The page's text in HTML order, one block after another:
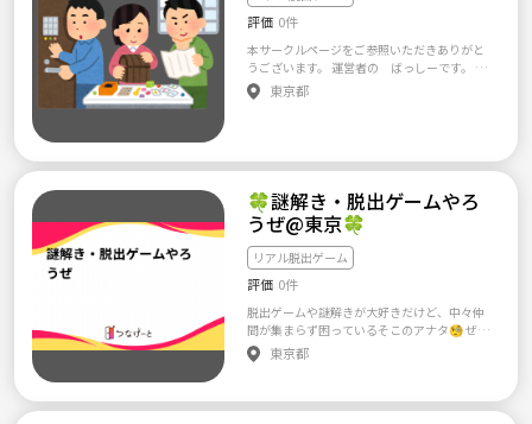
心してイベントに参加いただけると思います
🙆‍♂️ よろしくお願いします😄
られるかも❗️ 平日開催の脱出ゲームは屋内型
❗️短時間で終わるので仕事、学校終わりなど
に気軽に参加、みんなで協力して謎を解いて
リフレッシュしましょう👑
評価 0件
本サークルページをご参照いただきありがと
うございます。 運営者の ばっしーです。 当
サークルでは、首都圏に住んでいる20代30代
を対象に レジャー企画を開催し交流を深める
や、社会人になって新しい友達、知り合いを
作りたい方がいらっしゃりましたら ぜひご参
加ください！ ●サークル活動(予定) ・脱出ゲ
ーム ・カフェ会 ・飲み会(新橋、新宿、上野、
浅草) ・ホームパーティー ・ボードゲーム ・
散歩(御朱印巡りとかもやってみたい・・・)
●サークル参加条件 ・20代30代の方(学生は
・本サークル以外のイベントに勧誘 ・迷惑行
為や誹謗中傷 ・過度のナンパ ・ネットワーク
ビジネス、MLM、宗教、他一切の組織への勧
となりますのでご了承ください。 ◇LINEオー
東京都
🍀謎解き・脱出ゲームやろ
うぜ@東京🍀
リアル脱出ゲーム
評価 0件
脱出ゲームや謎解きが大好きだけど、中々仲
間が集まらず困っているそこのアナタ🧐 ぜひ
仲間を募って、一緒に脱出ゲームに行きませ
んか🙌 自身も色々サークルを探してみたもの
上げちゃおうと思い設立しました！ ・活動地
東京都